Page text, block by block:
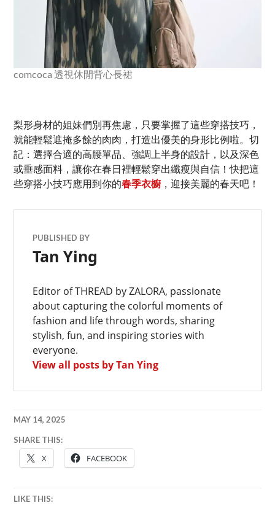
comcoca 透視休閒背心長裙
梨形身材的姐妹們別再焦慮，只要掌握了這些穿搭技巧，
就能輕鬆遮掩多餘的肉肉，打造出優美的身形比例啦。切
記：選擇合適的高腰單品、強調上半身的設計，以及深色
或垂感面料，讓你在春日裡輕鬆穿出纖瘦與自信！快把這
些穿搭小技巧應用到你的春季衣櫥 ，迎接美麗的春天吧！
PUBLISHED BY
Tan Ying
Editor of THREAD by ZALORA, passionate
about capturing the colorful moments of
fashion and life through words, sharing
stylish, fun, and inspiring stories with
everyone.
View all posts by Tan Ying
MAY 14, 2025
穿
SHARE THIS:
X FACEBOOK
LIKE THIS: